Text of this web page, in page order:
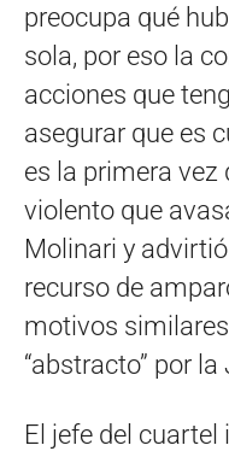
preocupa qué
sola, por eso la
acciones que
asegurar que es
es la primera vez
violento que
Molinari y
recurso de
motivos
“abstracto” por
El jefe del cuartel